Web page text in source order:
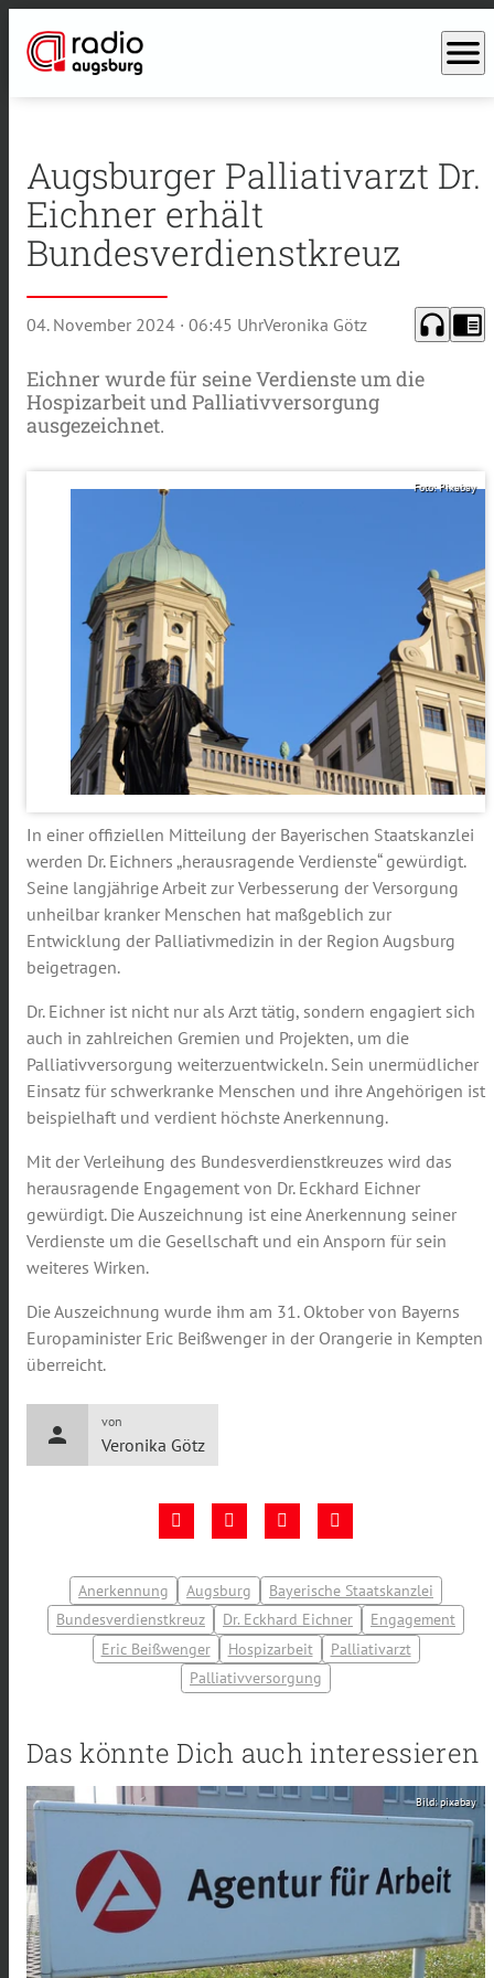
menu
Augsburger Palliativarzt Dr.
Eichner erhält
Bundesverdienstkreuz
04. November 2024 · 06:45 UhrVeronika Götz headphones chrome_reader_mode
Eichner wurde für seine Verdienste um die
Hospizarbeit und Palliativversorgung
ausgezeichnet.
Foto: Pixabay
In einer offiziellen Mitteilung der Bayerischen Staatskanzlei
werden Dr. Eichners „herausragende Verdienste“ gewürdigt.
Seine langjährige Arbeit zur Verbesserung der Versorgung
unheilbar kranker Menschen hat maßgeblich zur
Entwicklung der Palliativmedizin in der Region Augsburg
beigetragen.
Dr. Eichner ist nicht nur als Arzt tätig, sondern engagiert sich
auch in zahlreichen Gremien und Projekten, um die
Palliativversorgung weiterzuentwickeln. Sein unermüdlicher
Einsatz für schwerkranke Menschen und ihre Angehörigen ist
beispielhaft und verdient höchste Anerkennung.
Mit der Verleihung des Bundesverdienstkreuzes wird das
herausragende Engagement von Dr. Eckhard Eichner
gewürdigt. Die Auszeichnung ist eine Anerkennung seiner
Verdienste um die Gesellschaft und ein Ansporn für sein
weiteres Wirken.
Die Auszeichnung wurde ihm am 31. Oktober von Bayerns
Europaminister Eric Beißwenger in der Orangerie in Kempten
überreicht.
person
von
Veronika Götz
Anerkennung Augsburg
Bayerische Staatskanzlei
Bundesverdienstkreuz
Dr. Eckhard Eichner
Engagement
Eric Beißwenger
Hospizarbeit
Palliativarzt
Palliativversorgung
Das könnte Dich auch interessieren
Bild: pixabay